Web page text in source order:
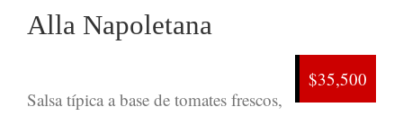
Alla Napoletana
$35,500
Salsa típica a base de tomates frescos,